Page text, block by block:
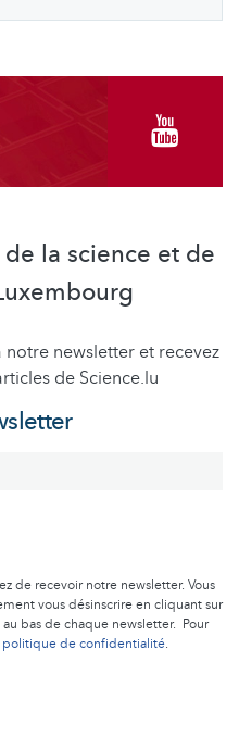
la science et de
newsletter et recevez
de Science.lu
de recevoir notre newsletter. Vous
vous désinscrire en cliquant sur
bas de chaque newsletter. Pour
politique de confidentialité.